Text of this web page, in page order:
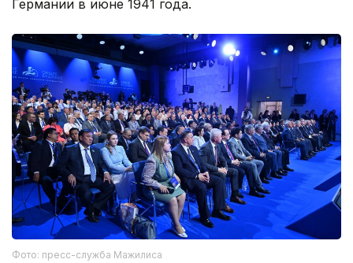
Германии в июне 1941 года.
Фото: пресс-служба Мажилиса